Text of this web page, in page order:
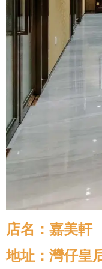
店名：嘉美軒
地址：灣仔皇